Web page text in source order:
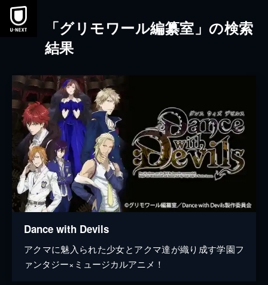
本文へスキップ
「グリモワール編纂室」の検索
結果
Dance with Devils
アクマに魅入られた少女とアクマ達が織り成す学園フ
ァンタジー×ミュージカルアニメ！